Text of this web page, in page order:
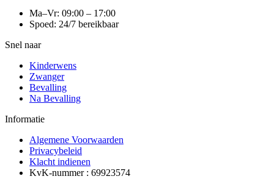
Ma–Vr: 09:00 – 17:00
Spoed: 24/7 bereikbaar
Snel naar
Kinderwens
Zwanger
Bevalling
Na Bevalling
Informatie
Algemene Voorwaarden
Privacybeleid
Klacht indienen
KvK-nummer : 69923574